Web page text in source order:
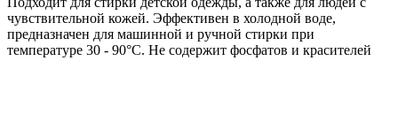
чувствительной кожей. Эффективен в холодной воде,
предназначен для машинной и ручной стирки при
температуре 30 - 90°С. Не содержит фосфатов и красителей